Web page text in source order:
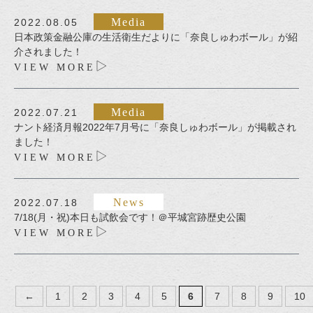
2022.08.05
Media
日本政策金融公庫の生活衛生だよりに「奈良しゅわボール」が紹
介されました！
VIEW MORE
2022.07.21
Media
ナント経済月報2022年7月号に「奈良しゅわボール」が掲載され
ました！
VIEW MORE
2022.07.18
News
7/18(月・祝)本日も試飲会です！＠平城宮跡歴史公園
VIEW MORE
← 1 2 3 4 5 6 7 8 9 10